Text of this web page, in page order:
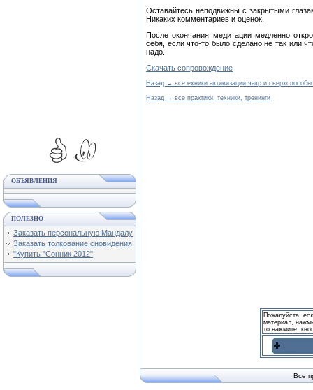
Оставайтесь неподвижны с закрытыми
Никаких комментариев и оценок.
После окончания медитации медленно
себя, если что-то было сделано не так или
надо.
Скачать сопровождение
Назад → все ехники активизации чакр и
Назад → все практики, техники, тренинги
Пожалуйста,
материал,
то нажмите
Все
ОБЪЯВЛЕНИЯ
ПОЛЕЗНО
Заказать персональную Мандалу
Заказать толкование сновидения
"Купить "Сонник 2012"